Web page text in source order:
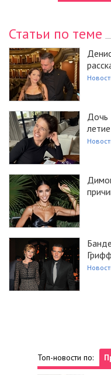
Статьи по теме
Дочь
Топ-новости по: